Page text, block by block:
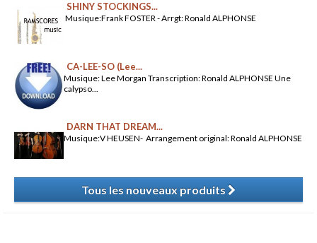
SHINY STOCKINGS...
Musique:Frank FOSTER - Arrgt: Ronald ALPHONSE
CA-LEE-SO (Lee...
Musique: Lee Morgan Transcription: Ronald ALPHONSE Une
calypso...
DARN THAT DREAM...
Musique:V HEUSEN- Arrangement original: Ronald ALPHONSE
Tous les nouveaux produits